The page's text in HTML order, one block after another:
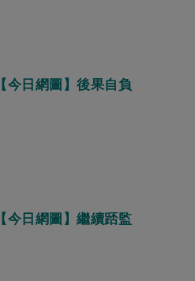
【今日網圖】後果自負
【今日網圖】繼續踎監